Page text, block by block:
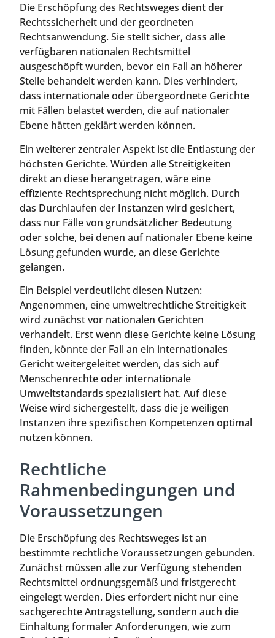
Die Erschöpfung des Rechtsweges dient der
Rechtssicherheit und der geordneten
Rechtsanwendung. Sie stellt sicher, dass alle
verfügbaren nationalen Rechtsmittel
ausgeschöpft wurden, bevor ein Fall an höherer
Stelle behandelt werden kann. Dies verhindert,
dass internationale oder übergeordnete Gerichte
mit Fällen belastet werden, die auf nationaler
Ebene hätten geklärt werden können.
Ein weiterer zentraler Aspekt ist die Entlastung der
höchsten Gerichte. Würden alle Streitigkeiten
direkt an diese herangetragen, wäre eine
effiziente Rechtsprechung nicht möglich. Durch
das Durchlaufen der Instanzen wird gesichert,
dass nur Fälle von grundsätzlicher Bedeutung
oder solche, bei denen auf nationaler Ebene keine
Lösung gefunden wurde, an diese Gerichte
gelangen.
Ein Beispiel verdeutlicht diesen Nutzen:
Angenommen, eine umweltrechtliche Streitigkeit
wird zunächst vor nationalen Gerichten
verhandelt. Erst wenn diese Gerichte keine Lösung
finden, könnte der Fall an ein internationales
Gericht weitergeleitet werden, das sich auf
Menschenrechte oder internationale
Umweltstandards spezialisiert hat. Auf diese
Weise wird sichergestellt, dass die je weiligen
Instanzen ihre spezifischen Kompetenzen optimal
nutzen können.
Rechtliche
Rahmenbedingungen und
Voraussetzungen
Die Erschöpfung des Rechtsweges ist an
bestimmte rechtliche Voraussetzungen gebunden.
Zunächst müssen alle zur Verfügung stehenden
Rechtsmittel ordnungsgemäß und fristgerecht
eingelegt werden. Dies erfordert nicht nur eine
sachgerechte Antragstellung, sondern auch die
Einhaltung formaler Anforderungen, wie zum